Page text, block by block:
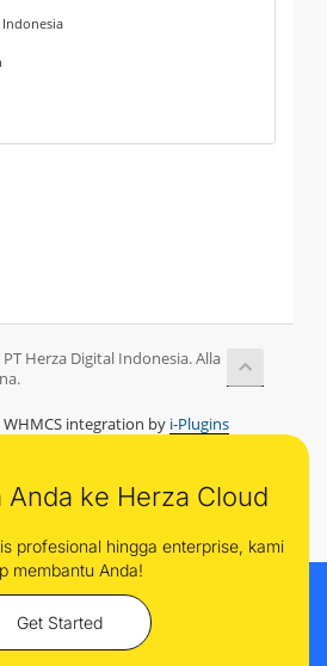
Indonesia
Herza Digital Indonesia. Alla
integration by i-Plugins
Anda ke Herza Cloud
profesional hingga enterprise, kami
membantu Anda!
Get Started